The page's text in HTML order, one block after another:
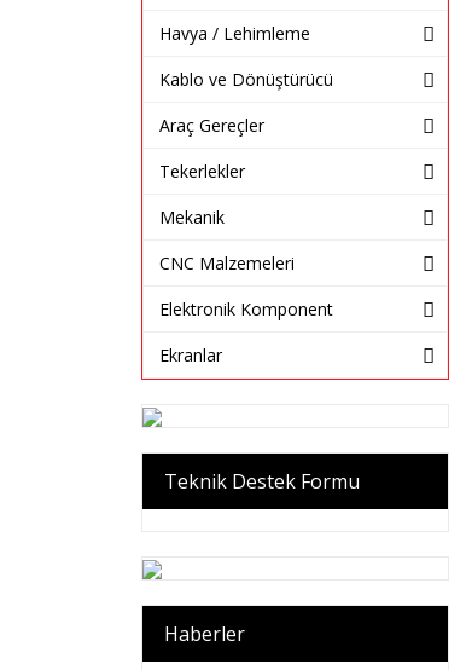
Havya / Lehimleme
Kablo ve Dönüştürücü
Araç Gereçler
Tekerlekler
Mekanik
CNC Malzemeleri
Elektronik Komponent
Ekranlar
Teknik Destek Formu
Haberler